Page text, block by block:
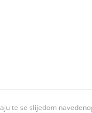
te se slijedom